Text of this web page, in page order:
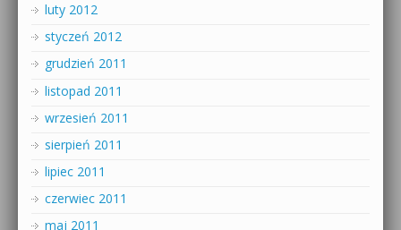
luty 2012
styczeń 2012
grudzień 2011
listopad 2011
wrzesień 2011
sierpień 2011
lipiec 2011
czerwiec 2011
maj 2011